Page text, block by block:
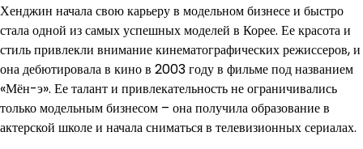
Хенджин начала свою карьеру в модельном бизнесе и быстро
стала одной из самых успешных моделей в Корее. Ее красота и
стиль привлекли внимание кинематографических режиссеров, и
она дебютировала в кино в 2003 году в фильме под названием
«Мён-э». Ее талант и привлекательность не ограничивались
только модельным бизнесом – она получила образование в
актерской школе и начала сниматься в телевизионных сериалах.